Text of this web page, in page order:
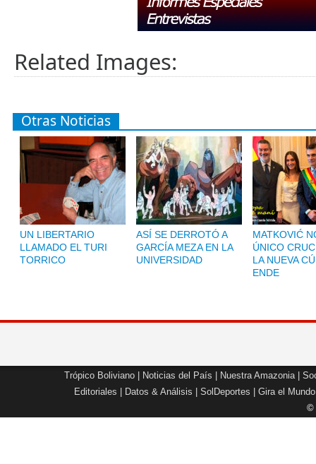
Related Images:
Otras Noticias
UN LIBERTARIO
LLAMADO EL TURI
TORRICO
ASÍ SE DERROTÓ A
GARCÍA MEZA EN LA
UNIVERSIDAD
MATKOVIĆ
ÚNICO
LA NUEVA
ENDE
Trópico Boliviano Noticias del País Nuestra Amazonia|
Editoriales
Datos & Análisis SolDeportes Gira el Mundo
©